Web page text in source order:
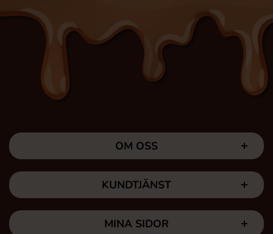
OM OSS
KUNDTJÄNST
MINA SIDOR